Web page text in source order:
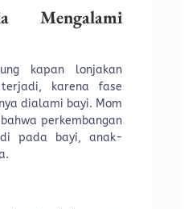
Mengalami
kapan lonjakan
karena fase
dialami bayi. Mom
perkembangan
pada bayi, anak-